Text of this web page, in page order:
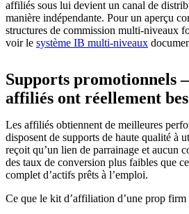
affiliés sous lui devient un canal de
manière indépendante. Pour un aperçu
structures de commission multi-niveaux
voir le système IB multi-niveaux
Supports promotionnels
affiliés ont réellement
Les affiliés obtiennent de meilleures
disposent de supports de haute qualité à
reçoit qu’un lien de parrainage et aucun
des taux de conversion plus faibles que
complet d’actifs prêts à l’emploi.
Ce que le kit d’affiliation d’une prop